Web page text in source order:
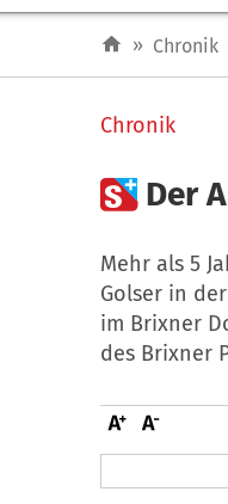
» Chronik
Chronik
 Der
Mehr als 5
Golser in
im Brixner
des Brixner